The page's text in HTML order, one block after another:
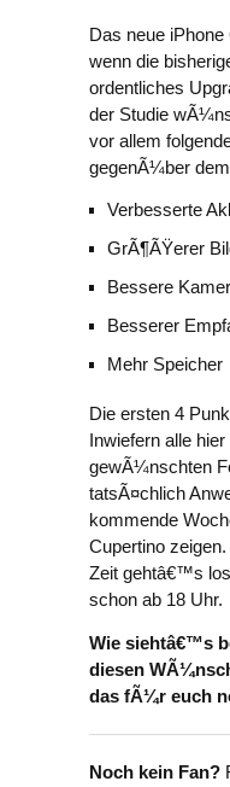
Das neue
wenn die
ordentliches
der Studie
vor allem
gegenÃ¼ber
Verbesserte
GrÃ¶ÃŸerer
Bessere
Besserer
Mehr Speicher
Die ersten 4
Inwiefern alle
gewÃ¼nschten
tatsÃ¤chlich
kommende
Cupertino
Zeit gehtâ€™s
schon ab 18 Uhr.
Wie siehtâ€™s
diesen
das fÃ¼r euch
Noch kein Fan?